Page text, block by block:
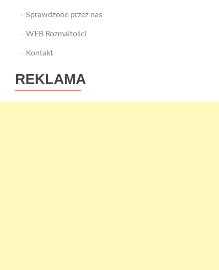
Sprawdzone przez nas
WEB Rozmaitości
Kontakt
REKLAMA